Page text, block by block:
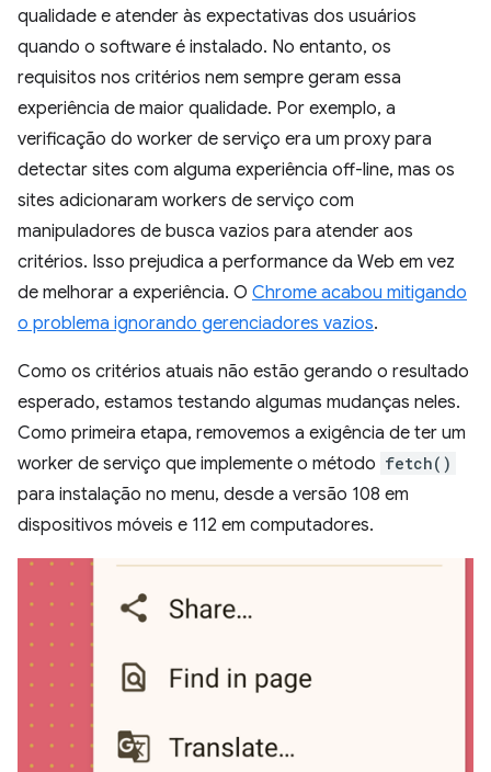
qualidade e atender às expectativas dos usuários
quando o software é instalado. No entanto, os
requisitos nos critérios nem sempre geram essa
experiência de maior qualidade. Por exemplo, a
verificação do worker de serviço era um proxy para
detectar sites com alguma experiência off-line, mas os
sites adicionaram workers de serviço com
manipuladores de busca vazios para atender aos
critérios. Isso prejudica a performance da Web em vez
de melhorar a experiência. O Chrome acabou mitigando
o problema ignorando gerenciadores vazios.
Como os critérios atuais não estão gerando o resultado
esperado, estamos testando algumas mudanças neles.
Como primeira etapa, removemos a exigência de ter um
worker de serviço que implemente o método fetch()
para instalação no menu, desde a versão 108 em
dispositivos móveis e 112 em computadores.